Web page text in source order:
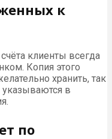
к
клиенты всегда
Копия этого
хранить, так
в
по